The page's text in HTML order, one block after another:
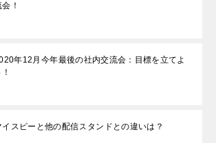
！
年12月今年最後の社内交流会：目標を立てよ
イスピーと他の配信スタンドとの違いは？